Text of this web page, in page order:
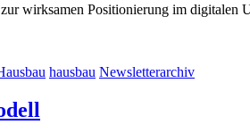
wirksamen Positionierung im
hausbau Newsletterarchiv